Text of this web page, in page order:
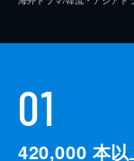
01
420,000 本以